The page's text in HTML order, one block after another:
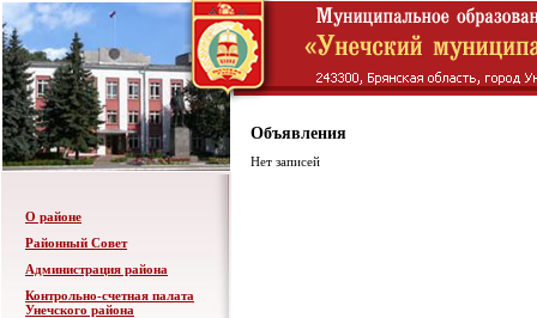
О районе
Районный Совет
Администрация района
Контрольно-счетная палата
Унечского района
Объявления
Нет записей